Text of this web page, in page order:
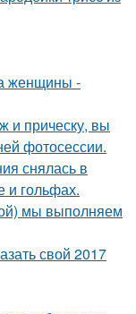
женщины -
и прическу, вы
фотосессии.
снялась в
и гольфах.
мы выполняем
свой 2017